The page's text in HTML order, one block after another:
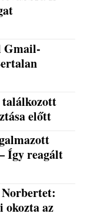
Gmail-
találkozott
előtt
Így reagált
az